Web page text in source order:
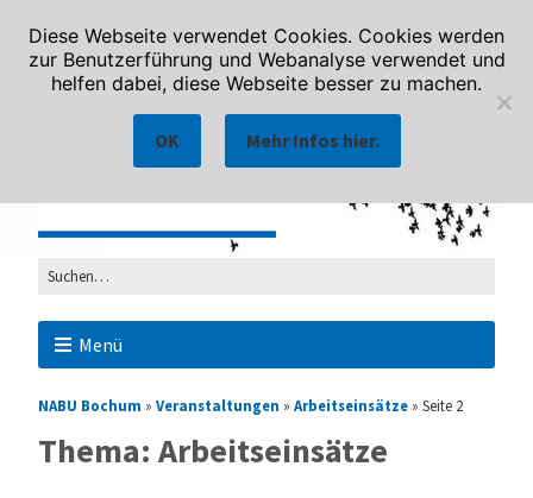
Menü
NABU Bochum » Veranstaltungen » Arbeitseinsätze » Seite 2
Thema: Arbeitseinsätze
Diese Webseite verwendet Cookies. Cookies werden
zur Benutzerführung und Webanalyse verwendet und
helfen dabei, diese Webseite besser zu machen.
OK Mehr Infos hier.